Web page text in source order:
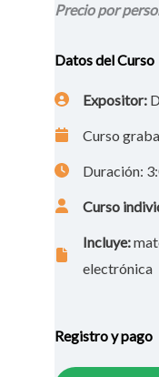
Precio por
Datos del Curso
Expositor:
Curso
Duración:
Curso
Incluye:
electrónica
Registro y pago